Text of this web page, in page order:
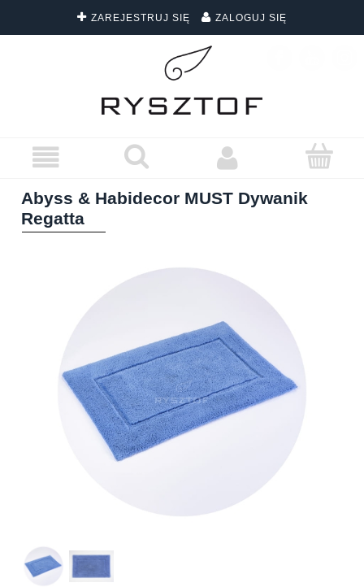
ZAREJESTRUJ SIĘ ZALOGUJ SIĘ
DARMOWA DOSTAWA WSZYSTKICH ZAMÓWIEŃ
Abyss & Habidecor MUST Dywanik
Regatta